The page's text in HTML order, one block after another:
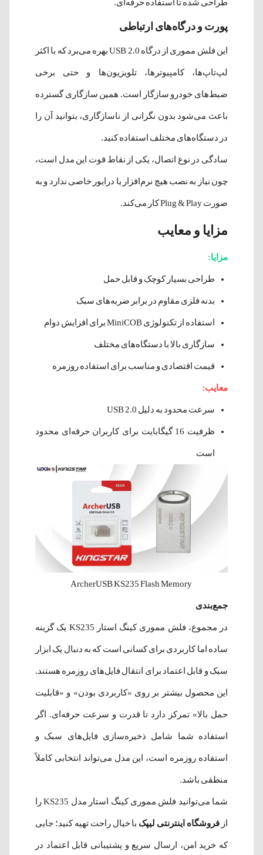
طراحی شده تا استفاده حرفه‌ای.
پورت و درگاه‌های ارتباطی
این فلش مموری از درگاه USB 2.0 بهره می‌برد که با اکثر
لپ‌تاپ‌ها، کامپیوترها، تلویزیون‌ها و حتی برخی
ضبط‌های خودرو سازگار است. همین سازگاری گسترده
باعث می‌شود بدون نگرانی از ناسازگاری، بتوانید آن را
در دستگاه‌های مختلف استفاده کنید.
سادگی در نوع اتصال، یکی از نقاط قوت این مدل است،
چون نیاز به نصب هیچ نرم‌افزار یا درایور خاصی ندارد و به
صورت Plug & Play کار می‌کند.
مزایا و معایب
مزایا:
طراحی بسیار کوچک و قابل حمل
بدنه فلزی مقاوم در برابر ضربه‌های سبک
استفاده از تکنولوژی MiniCOB برای افزایش دوام
سازگاری بالا با دستگاه‌های مختلف
قیمت اقتصادی و مناسب برای استفاده روزمره
معایب:
سرعت محدود به دلیل USB 2.0
ظرفیت 16 گیگابایت برای کاربران حرفه‌ای محدود
است
ArcherUSB KS235 Flash Memory
جمع‌بندی
در مجموع، فلش مموری کینگ استار KS235 یک گزینه
ساده اما کاربردی برای کسانی است که به دنبال یک ابزار
سبک و قابل اعتماد برای انتقال فایل‌های روزمره هستند.
این محصول بیشتر بر روی «کاربردی بودن» و «قابلیت
حمل بالا» تمرکز دارد تا قدرت و سرعت حرفه‌ای. اگر
استفاده شما شامل ذخیره‌سازی فایل‌های سبک و
استفاده روزمره است، این مدل می‌تواند انتخابی کاملاً
منطقی باشد.
شما می‌توانید فلش مموری کینگ استار مدل KS235 را
از فروشگاه اینترنتی لیپک با خیال راحت تهیه کنید؛ جایی
که خرید امن، ارسال سریع و پشتیبانی قابل اعتماد در